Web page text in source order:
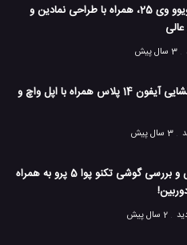
سری ویوو وی 25، همراه با طراحی نمادین و
3 سال پیش
جعبه گشایی آیفون 14 پلاس همراه با اپل واچ و
3 سال پیش
آنباکس و بررسی گوشی تکنو پوا 5 پرو به همراه
2 سال پیش